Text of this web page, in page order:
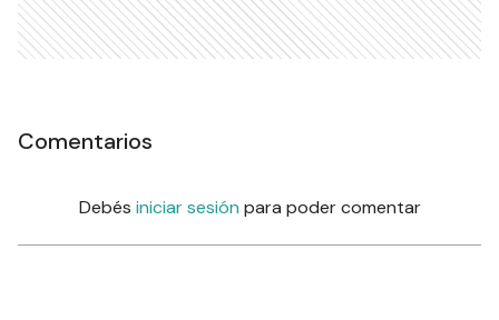
Comentarios
Debés iniciar sesión para poder comentar